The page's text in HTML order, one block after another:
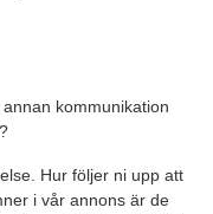
kommunikation
Hur följer ni upp att
i vår annons är de